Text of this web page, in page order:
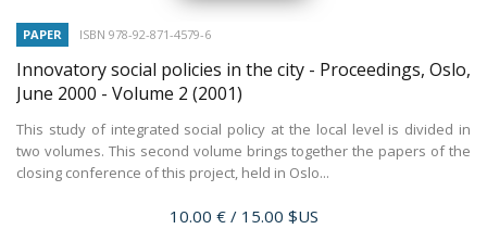
PAPER ISBN 978-92-871-4579-6
Innovatory social policies in the city - Proceedings, Oslo,
June 2000 - Volume 2 (2001)
This study of integrated social policy at the local level is divided in
two volumes. This second volume brings together the papers of the
closing conference of this project, held in Oslo...
Price
10.00 € / 15.00 $US